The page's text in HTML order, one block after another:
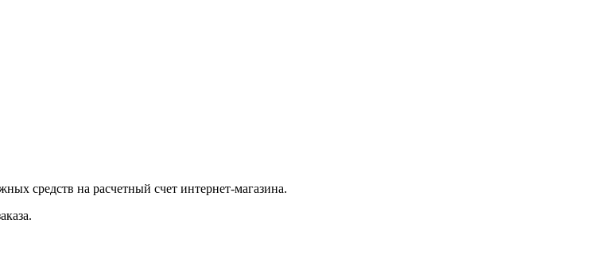
средств на расчетный счет интернет-магазина.